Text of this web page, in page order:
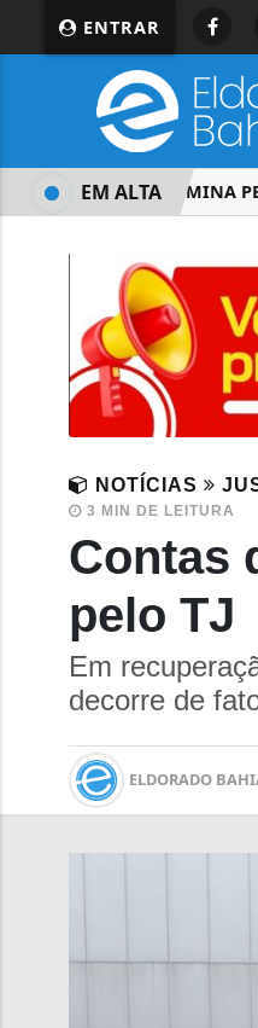
ENTRAR
STM DETERMINA
EM ALTA
NOTÍCIAS
3 MIN DE LEITURA
Contas
pelo TJ
Em
decorre de
ELDORADO